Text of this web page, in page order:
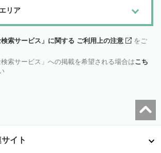
リア
検索サービス」に関する ご利用上の注意
をご
検索サービス」への掲載を希望される場合はこち
イト